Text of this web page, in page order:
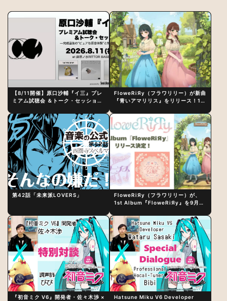
【8/11開催】原口沙輔『イ三』プレ
ミアム試聴会 ＆トーク・セッション
制作秘話
FloweRiЯy（フラワリリー）が新曲
『青いアマリリス』をリリース！1st
第42話「未来派LOVERS」
FloweRiЯy（フラワリリー）が、
1st Album『FloweRiЯy』を9月23
『初音ミク V6』開発者・佐々木渉 ×
Hatsune Miku V6 Developer